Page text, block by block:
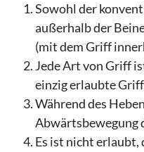
Sowohl der
außerhalb der
(mit dem Griff
Jede Art von Griff
einzig erlaubte
Während des
Abwärtsbewegung
Es ist nicht erlaubt,